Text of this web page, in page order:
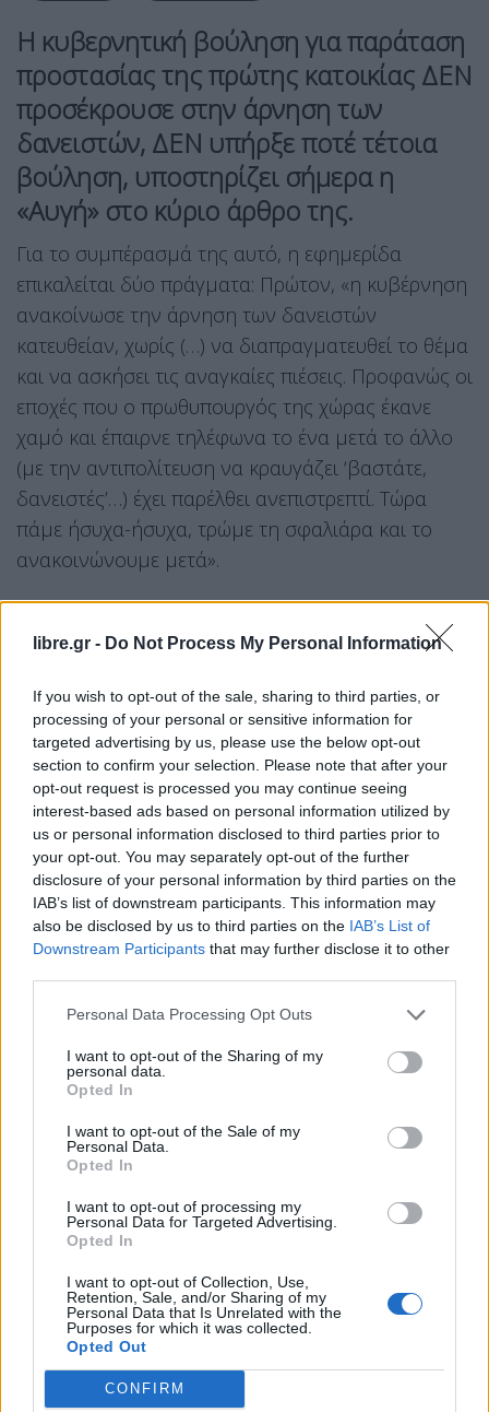
libre.gr - Do Not Process My Personal Information
If you wish to opt-out of the sale, sharing to third parties, or
processing of your personal or sensitive information for
targeted advertising by us, please use the below opt-out
section to confirm your selection. Please note that after your
opt-out request is processed you may continue seeing
interest-based ads based on personal information utilized by
us or personal information disclosed to third parties prior to
your opt-out. You may separately opt-out of the further
disclosure of your personal information by third parties on the
IAB’s list of downstream participants. This information may
also be disclosed by us to third parties on the IAB’s List of
Downstream Participants that may further disclose it to other
Personal Data Processing Opt Outs
I want to opt-out of the Sharing of my
personal data.
Opted In
I want to opt-out of the Sale of my
Personal Data.
Opted In
I want to opt-out of processing my
Personal Data for Targeted Advertising.
Opted In
I want to opt-out of Collection, Use,
Retention, Sale, and/or Sharing of my
Personal Data that Is Unrelated with the
Purposes for which it was collected.
Opted Out
CONFIRM
Η κυβερνητική βούληση για παράταση
προστασίας της πρώτης κατοικίας ΔΕΝ
προσέκρουσε στην άρνηση των
δανειστών, ΔΕΝ υπήρξε ποτέ τέτοια
βούληση, υποστηρίζει σήμερα η
«Αυγή» στο κύριο άρθρο της.
Για το συμπέρασμά της αυτό, η εφημερίδα
επικαλείται δύο πράγματα: Πρώτον, «η κυβέρνηση
ανακοίνωσε την άρνηση των δανειστών
κατευθείαν, χωρίς (…) να διαπραγματευθεί το θέμα
και να ασκήσει τις αναγκαίες πιέσεις. Προφανώς οι
εποχές που ο πρωθυπουργός της χώρας έκανε
χαμό και έπαιρνε τηλέφωνα το ένα μετά το άλλο
(με την αντιπολίτευση να κραυγάζει ‘βαστάτε,
δανειστές’…) έχει παρέλθει ανεπιστρεπτί. Τώρα
πάμε ήσυχα-ήσυχα, τρώμε τη σφαλιάρα και το
ανακοινώνουμε μετά».
τραπεζών να επεκταθεί το καθεστώς προστασίας:
να στενοχωρήσει τις τράπεζες. Λογικό: ένα κόμμα
που κουβαλάει 250 εκατομμύρια θαλασσοδάνεια,
που ο ίδιος του ο αρχηγός έχει δάνειο για το
οποίο δεν πλήρωσε ούτε μισό ευρώ και που
παίρνει τη μια χαριστική ρύθμιση μετά την άλλη,
δεν θα μπορούσε να έχει διαφορετική πολιτική
απέναντι στις τράπεζες».
«Η σκληρή διαπραγμάτευση δεν είναι το φόρτε
τους», καταλήγει το κύριο άρθρο της «Αυγής».
Ν. Παπ.
Facebook Bluesky
Email Copy Link
πρώτη κατοικία
Σχετικά Άρθρα